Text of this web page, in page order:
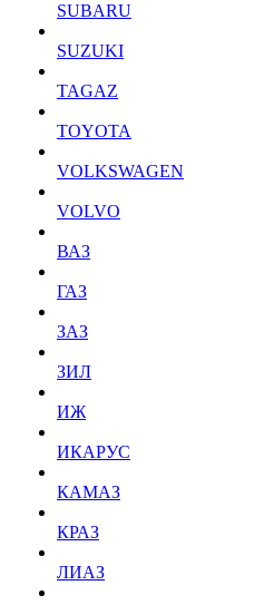
SUBARU
SUZUKI
TAGAZ
TOYOTA
VOLKSWAGEN
VOLVO
ВАЗ
ГАЗ
ЗАЗ
ЗИЛ
ИЖ
ИКАРУС
КАМАЗ
КРАЗ
ЛИАЗ